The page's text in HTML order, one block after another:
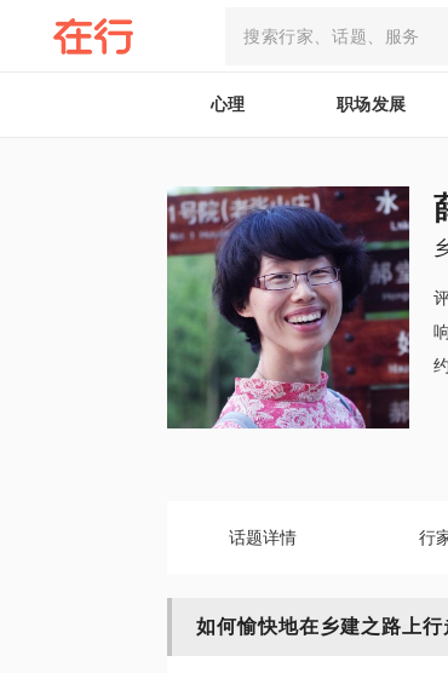
心理 职场发展
话题详情 行
如何愉快地在乡建之路上行